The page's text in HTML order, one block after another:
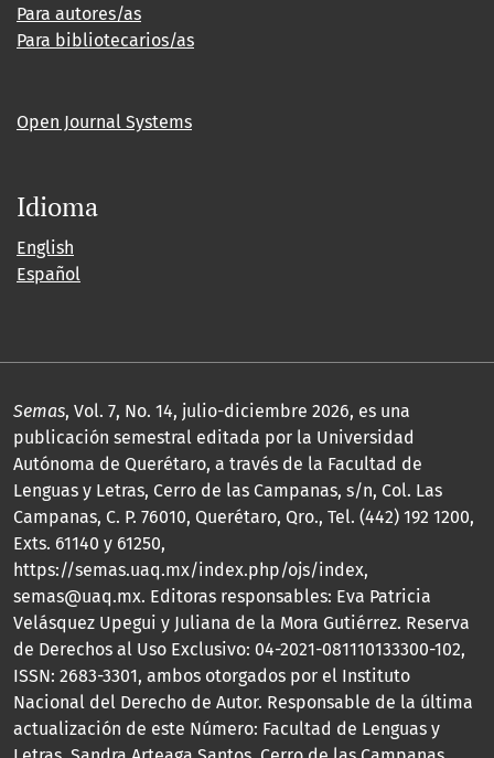
Para autores/as
Para bibliotecarios/as
Open Journal Systems
Idioma
English
Español
Semas, Vol. 7, No. 14, julio-diciembre 2026, es una
publicación semestral editada por la Universidad
Autónoma de Querétaro, a través de la Facultad de
Lenguas y Letras, Cerro de las Campanas, s/n, Col. Las
Campanas, C. P. 76010, Querétaro, Qro., Tel. (442) 192 1200,
Exts. 61140 y 61250,
https://semas.uaq.mx/index.php/ojs/index,
semas@uaq.mx. Editoras responsables: Eva Patricia
Velásquez Upegui y Juliana de la Mora Gutiérrez. Reserva
de Derechos al Uso Exclusivo: 04-2021-081110133300-102,
ISSN: 2683-3301, ambos otorgados por el Instituto
Nacional del Derecho de Autor. Responsable de la última
actualización de este Número: Facultad de Lenguas y